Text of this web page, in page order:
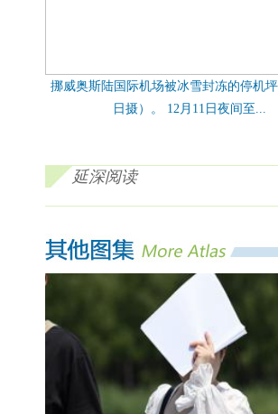
挪威奥斯陆国际机场被冰雪封冻的停机
日摄）。 12月11日夜间至...
延深阅读